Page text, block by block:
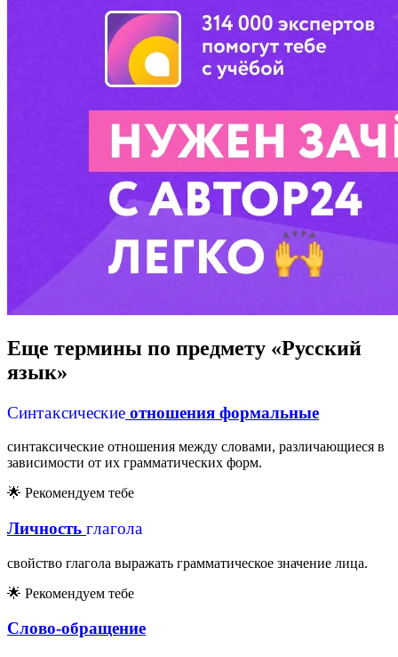
Еще термины по предмету «Русский
язык»
Синтаксические
Синтаксические отношения формальные
синтаксические отношения между словами, различающиеся в
зависимости от их грамматических форм.
🌟 Рекомендуем тебе
Личность глагола
глагола
свойство глагола выражать грамматическое значение лица.
🌟 Рекомендуем тебе
Слово-обращение